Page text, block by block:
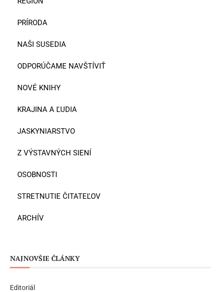
PRÍRODA
NAŠI SUSEDIA
ODPORÚČAME NAVŠTÍVIŤ
NOVÉ KNIHY
KRAJINA A ĽUDIA
JASKYNIARSTVO
Z VÝSTAVNÝCH SIENÍ
OSOBNOSTI
STRETNUTIE ČITATEĽOV
ARCHÍV
NAJNOVŠIE ČLÁNKY
Editoriál